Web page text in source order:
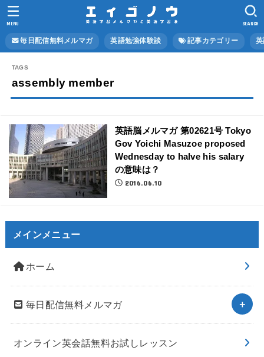
毎日配信無料メルマガ 英語勉強体験談 記事カテゴリー
SEARCH
MENU
assembly member
英語脳メルマガ 第02621号 Tokyo
Gov Yoichi Masuzoe proposed
Wednesday to halve his salary
の意味は？
2016.06.10
メインメニュー
ホーム
毎日配信無料メルマガ
オンライン英会話無料お試しレッスン